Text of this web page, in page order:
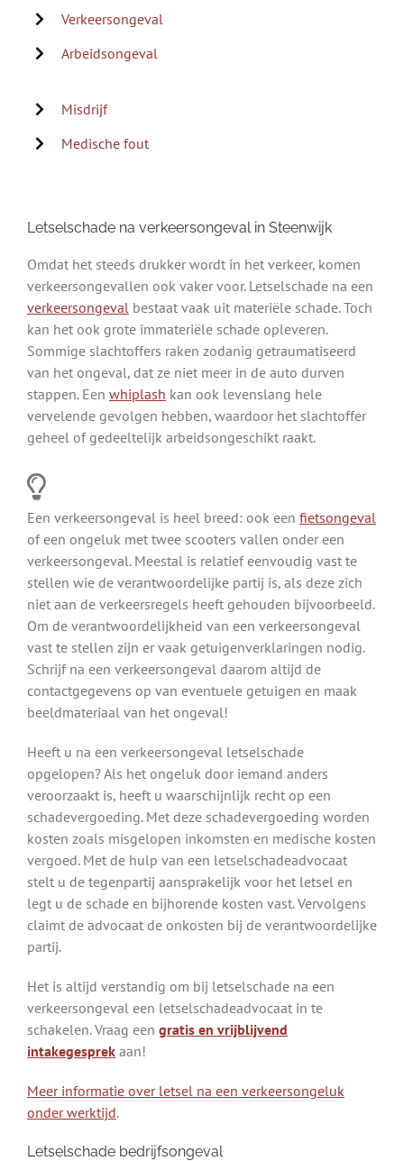
Verkeersongeval
Arbeidsongeval
Misdrijf
Medische fout
Letselschade na verkeersongeval in Steenwijk
Omdat het steeds drukker wordt in het verkeer, komen
verkeersongevallen ook vaker voor. Letselschade na een
verkeersongeval bestaat vaak uit materiële schade. Toch
kan het ook grote immateriële schade opleveren.
Sommige slachtoffers raken zodanig getraumatiseerd
van het ongeval, dat ze niet meer in de auto durven
stappen. Een whiplash kan ook levenslang hele
vervelende gevolgen hebben, waardoor het slachtoffer
geheel of gedeeltelijk arbeidsongeschikt raakt.
Een verkeersongeval is heel breed: ook een fietsongeval
of een ongeluk met twee scooters vallen onder een
verkeersongeval. Meestal is relatief eenvoudig vast te
stellen wie de verantwoordelijke partij is, als deze zich
niet aan de verkeersregels heeft gehouden bijvoorbeeld.
Om de verantwoordelijkheid van een verkeersongeval
vast te stellen zijn er vaak getuigenverklaringen nodig.
Schrijf na een verkeersongeval daarom altijd de
contactgegevens op van eventuele getuigen en maak
beeldmateriaal van het ongeval!
Heeft u na een verkeersongeval letselschade
opgelopen? Als het ongeluk door iemand anders
veroorzaakt is, heeft u waarschijnlijk recht op een
schadevergoeding. Met deze schadevergoeding worden
kosten zoals misgelopen inkomsten en medische kosten
vergoed. Met de hulp van een letselschadeadvocaat
stelt u de tegenpartij aansprakelijk voor het letsel en
legt u de schade en bijhorende kosten vast. Vervolgens
claimt de advocaat de onkosten bij de verantwoordelijke
partij.
Het is altijd verstandig om bij letselschade na een
verkeersongeval een letselschadeadvocaat in te
schakelen. Vraag een gratis en vrijblijvend
intakegesprek aan!
Meer informatie over letsel na een verkeersongeluk
onder werktijd.
Letselschade bedrijfsongeval